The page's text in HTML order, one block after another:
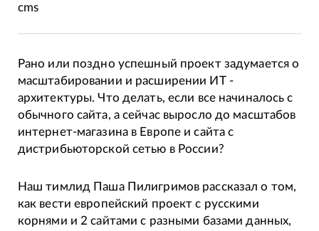
cms
Рано или поздно успешный проект задумается о
масштабировании и расширении ИТ -
архитектуры. Что делать, если все начиналось с
обычного сайта, а сейчас выросло до масштабов
интернет-магазина в Европе и сайта с
дистрибьюторской сетью в России?
Наш тимлид Паша Пилигримов рассказал о том,
как вести европейский проект с русскими
корнями и 2 сайтами с разными базами данных,